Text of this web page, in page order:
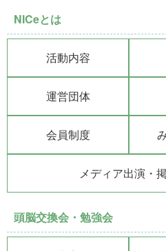
NICeとは
活動内容
運営団体
会員制度
メディア出演・
頭脳交換会・勉強会